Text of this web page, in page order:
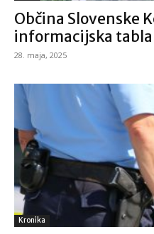
Občina Slovenske
informacijska tabla
28. maja, 2025
Kronika